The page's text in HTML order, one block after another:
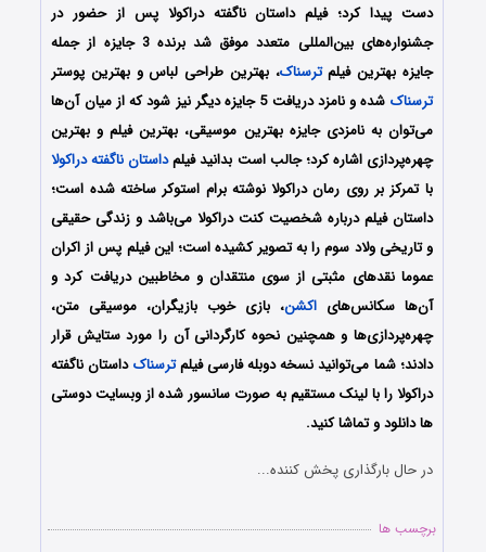
دست پیدا کرد؛ فیلم داستان ناگفته دراکولا پس از حضور در
جشنواره‌های بین‌المللی متعدد موفق شد برنده 3 جایزه از جمله
جایزه بهترین فیلمترسناک، بهترین طراحی لباس و بهترین پوستر
ترسناک
شده و نامزد دریافت 5 جایزه دیگر نیز شود که از میان آن‌ها
می‌توان به نامزدی جایزه بهترین موسیقی، بهترین فیلم و بهترین
چهره‌پردازی اشاره کرد؛ جالب است بدانید فیلمداستان ناگفته دراکولا
با تمرکز بر روی رمان دراکولا نوشته برام استوکر ساخته شده است؛
داستان فیلم درباره شخصیت کنت دراکولا می‌باشد و زندگی حقیقی
و تاریخی ولاد سوم را به تصویر کشیده است؛ این فیلم پس از اکران
عموما نقدهای مثبتی از سوی منتقدان و مخاطبین دریافت کرد و
آن‌ها سکانس‌هایاکشن، بازی‌ خوب بازیگران، موسیقی متن،
چهره‌پردازی‌ها و همچنین نحوه کارگردانی آن را مورد ستایش قرار
دادند؛ شما می‌توانید نسخه دوبله فارسی فیلمترسناکداستان ناگفته
دراکولا را با لینک مستقیم به صورت سانسور شده از وبسایت دوستی
ها دانلود و تماشا کنید.
در حال بارگذاری پخش کننده...
برچسب ها